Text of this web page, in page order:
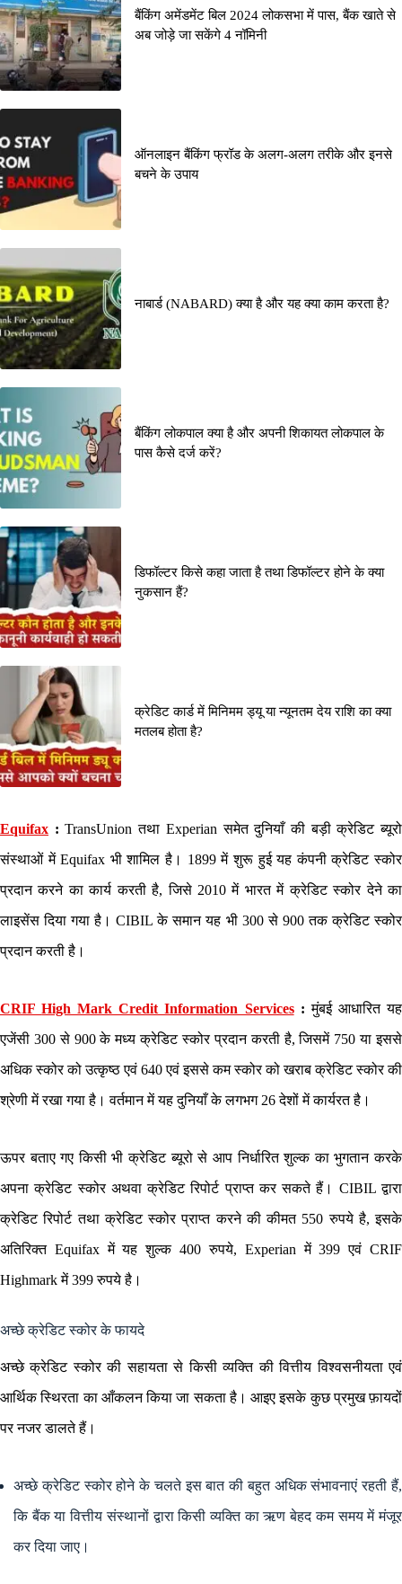
बैंकिंग अमेंडमेंट बिल 2024 लोकसभा में पास, बैंक खाते से
अब जोड़े जा सकेंगे 4 नॉमिनी
ऑनलाइन बैंकिंग फ्रॉड के अलग-अलग तरीके और इनसे
बचने के उपाय
नाबार्ड (NABARD) क्या है और यह क्या काम करता है?
बैंकिंग लोकपाल क्या है और अपनी शिकायत लोकपाल के
पास कैसे दर्ज करें?
डिफॉल्टर किसे कहा जाता है तथा डिफॉल्टर होने के क्या
नुकसान हैं?
क्रेडिट कार्ड में मिनिमम ड्यू या न्यूनतम देय राशि का क्या
मतलब होता है?
Equifax : TransUnion तथा Experian समेत दुनियाँ की बड़ी क्रेडिट ब्यूरो
संस्थाओं में Equifax भी शामिल है। 1899 में शुरू हुई यह कंपनी क्रेडिट स्कोर
प्रदान करने का कार्य करती है, जिसे 2010 में भारत में क्रेडिट स्कोर देने का
लाइसेंस दिया गया है। CIBIL के समान यह भी 300 से 900 तक क्रेडिट स्कोर
प्रदान करती है।
CRIFHigh Mark Credit Information Services : मुंबई आधारित यह
एजेंसी 300 से 900 के मध्य क्रेडिट स्कोर प्रदान करती है, जिसमें 750 या इससे
अधिक स्कोर को उत्कृष्ठ एवं 640 एवं इससे कम स्कोर को खराब क्रेडिट स्कोर की
श्रेणी में रखा गया है। वर्तमान में यह दुनियाँ के लगभग 26 देशों में कार्यरत है।
ऊपर बताए गए किसी भी क्रेडिट ब्यूरो से आप निर्धारित शुल्क का भुगतान करके
अपना क्रेडिट स्कोर अथवा क्रेडिट रिपोर्ट प्राप्त कर सकते हैं। CIBIL द्वारा
क्रेडिट रिपोर्ट तथा क्रेडिट स्कोर प्राप्त करने की कीमत 550 रुपये है, इसके
अतिरिक्त Equifax में यह शुल्क 400 रुपये, Experian में 399 एवं CRIF
Highmark में 399 रुपये है।
अच्छे क्रेडिट स्कोर के फायदे
अच्छे क्रेडिट स्कोर की सहायता से किसी व्यक्ति की वित्तीय विश्वसनीयता एवं
आर्थिक स्थिरता का आँकलन किया जा सकता है। आइए इसके कुछ प्रमुख फ़ायदों
पर नजर डालते हैं।
अच्छे क्रेडिट स्कोर होने के चलते इस बात की बहुत अधिक संभावनाएं रहती हैं,
कि बैंक या वित्तीय संस्थानों द्वारा किसी व्यक्ति का ऋण बेहद कम समय में मंजूर
कर दिया जाए।